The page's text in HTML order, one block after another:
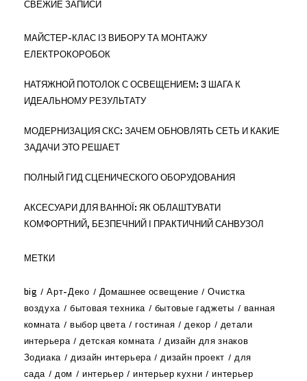
СВЕЖИЕ ЗАПИСИ
МАЙСТЕР-КЛАС ІЗ ВИБОРУ ТА МОНТАЖУ
ЕЛЕКТРОКОРОБОК
НАТЯЖНОЙ ПОТОЛОК С ОСВЕЩЕНИЕМ: 3 ШАГА К
ИДЕАЛЬНОМУ РЕЗУЛЬТАТУ
МОДЕРНИЗАЦИЯ СКС: ЗАЧЕМ ОБНОВЛЯТЬ СЕТЬ И КАКИЕ
ЗАДАЧИ ЭТО РЕШАЕТ
ПОЛНЫЙ ГИД СЦЕНИЧЕСКОГО ОБОРУДОВАНИЯ
АКСЕСУАРИ ДЛЯ ВАННОЇ: ЯК ОБЛАШТУВАТИ
КОМФОРТНИЙ, БЕЗПЕЧНИЙ І ПРАКТИЧНИЙ САНВУЗОЛ
МЕТКИ
big Арт-Деко Домашнее освещение
Очистка
воздуха
бытовая техника бытовые гаджеты
ванная
комната
выбор цвета гостиная декор
детали
интерьера
детская комната
дизайн для знаков
Зодиака
дизайн интерьера дизайн проект
для
сада
дом интерьер интерьер кухни
интерьер